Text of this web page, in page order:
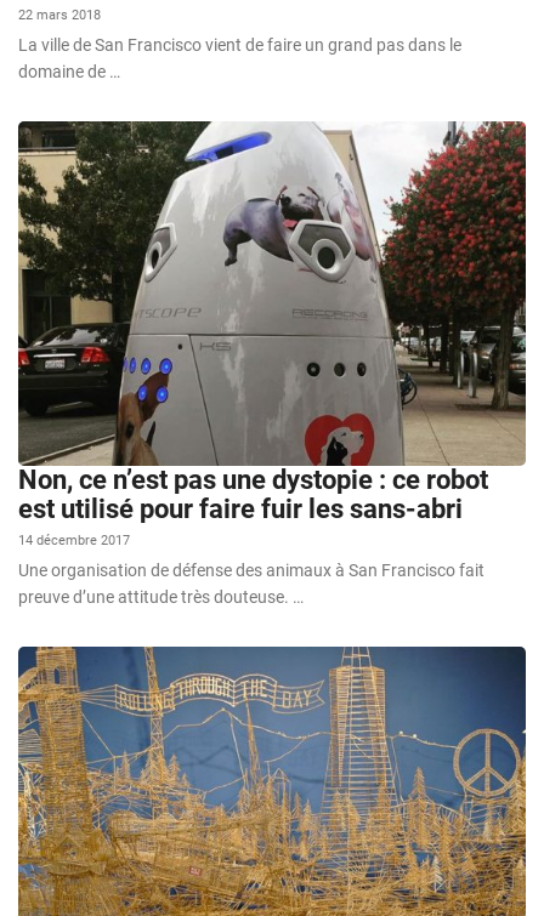
22 mars 2018
La ville de San Francisco vient de faire un grand pas dans le
domaine de …
Non, ce n’est pas une dystopie : ce robot
est utilisé pour faire fuir les sans-abri
14 décembre 2017
Une organisation de défense des animaux à San Francisco fait
preuve d’une attitude très douteuse. …